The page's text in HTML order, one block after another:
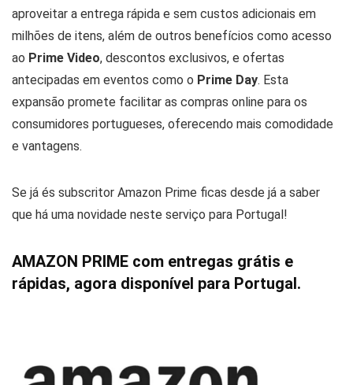
aproveitar a entrega rápida e sem custos adicionais em
milhões de itens, além de outros benefícios como acesso
ao Prime Video, descontos exclusivos, e ofertas
antecipadas em eventos como o Prime Day. Esta
expansão promete facilitar as compras online para os
consumidores portugueses, oferecendo mais comodidade
e vantagens.
Se já és subscritor Amazon Prime ficas desde já a saber
que há uma novidade neste serviço para Portugal!
AMAZON PRIME com entregas grátis e
rápidas, agora disponível para Portugal.